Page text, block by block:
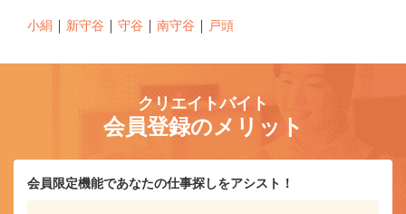
小絹 ｜ 新守谷 ｜ 守谷 ｜ 南守谷 ｜ 戸頭
クリエイトバイト
会員登録のメリット
会員限定機能であなたの仕事探しをアシスト！